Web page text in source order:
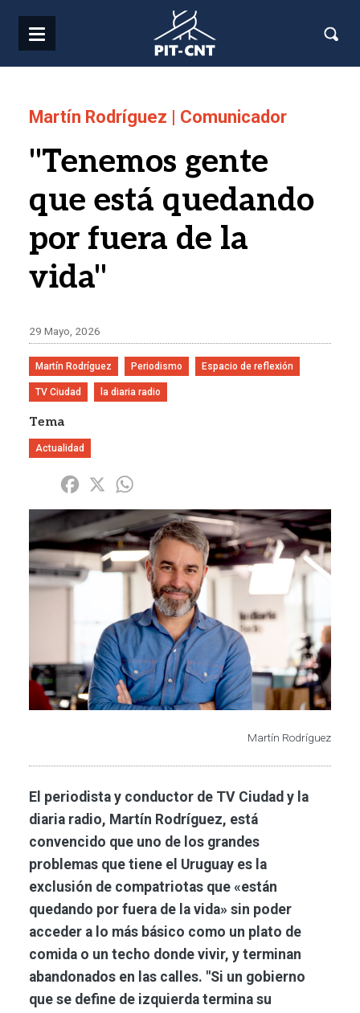
Martín Rodríguez | Comunicador
"Tenemos gente
que está quedando
por fuera de la
vida"
29 Mayo, 2026
Martín Rodríguez Periodismo Espacio de reflexión
TV Ciudad la diaria radio
Tema
Actualidad
Share Facebook
X
Imagen
Martín Rodríguez
El periodista y conductor de TV Ciudad y la
diaria radio, Martín Rodríguez, está
convencido que uno de los grandes
problemas que tiene el Uruguay es la
exclusión de compatriotas que «están
quedando por fuera de la vida» sin poder
acceder a lo más básico como un plato de
comida o un techo donde vivir, y terminan
abandonados en las calles. "Si un gobierno
que se define de izquierda termina su